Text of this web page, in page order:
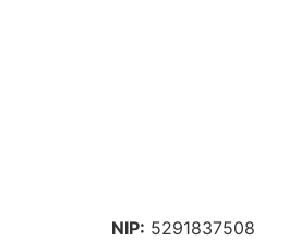
NIP: 5291837508